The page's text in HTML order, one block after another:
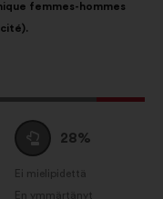
femmes-hommes
Äänestä
tyhjää
:
28%
Ei mielipidettä
:kertaa
En ymmärtänyt